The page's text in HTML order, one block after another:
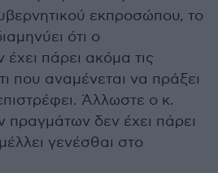
εκπροσώπου, το
ότι ο
πάρει ακόμα τις
που αναμένεται να πράξει
Άλλωστε ο κ.
πραγμάτων δεν έχει πάρει
γενέσθαι στο